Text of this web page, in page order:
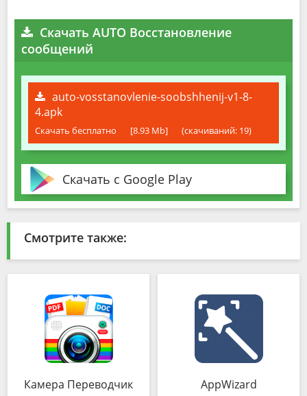
Скачать AUTO Восстановление
сообщений
auto-vosstanovlenie-soobshhenij-v1-8-
4.apk
Скачать бесплатно [8.93 Mb] (cкачиваний: 19)
Скачать с Google Play
Смотрите также:
Камера Переводчик AppWizard